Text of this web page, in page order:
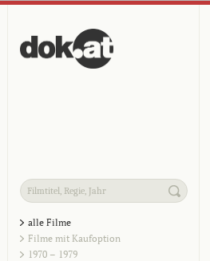
alle Filme
Filme mit Kaufoption
1970 – 1979